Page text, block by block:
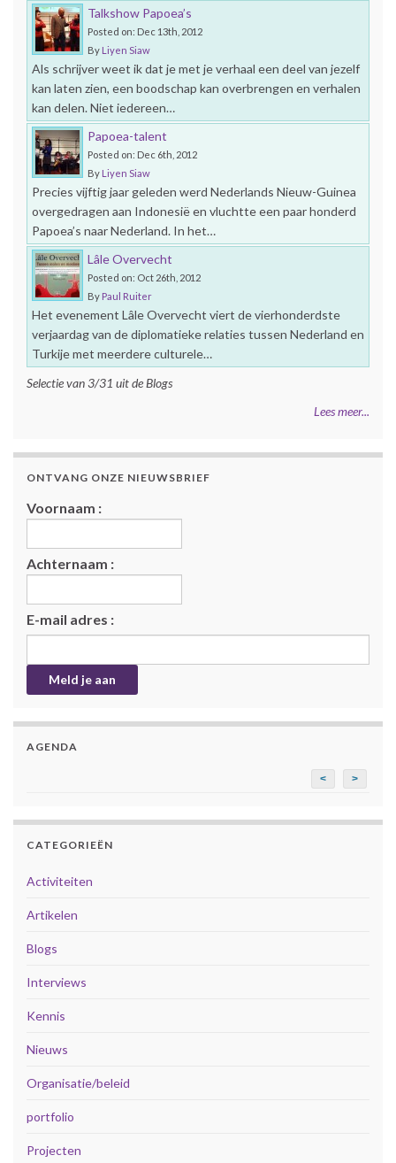
Talkshow Papoea’s
Posted on: Dec 13th, 2012
By Liyen Siaw
Als schrijver weet ik dat je met je verhaal een deel van jezelf
kan laten zien, een boodschap kan overbrengen en verhalen
kan delen. Niet iedereen…
Papoea-talent
Posted on: Dec 6th, 2012
By Liyen Siaw
Precies vijftig jaar geleden werd Nederlands Nieuw-Guinea
overgedragen aan Indonesië en vluchtte een paar honderd
Papoea’s naar Nederland. In het…
Lâle Overvecht
Posted on: Oct 26th, 2012
By Paul Ruiter
Het evenement Lâle Overvecht viert de vierhonderdste
verjaardag van de diplomatieke relaties tussen Nederland en
Turkije met meerdere culturele…
Selectie van 3/31 uit de Blogs
Lees meer...
ONTVANG ONZE NIEUWSBRIEF
Voornaam :
Achternaam :
E-mail adres :
AGENDA
< >
CATEGORIEËN
Activiteiten
Artikelen
Blogs
Interviews
Kennis
Nieuws
Organisatie/beleid
portfolio
Projecten